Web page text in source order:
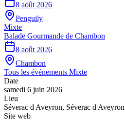
8 août 2026
Penguily
Mixte
Balade Gourmande de Chambon
8 août 2026
Chambon
Tous les événements Mixte
Date
samedi 6 juin 2026
Lieu
Séverac d Aveyron, Séverac d Aveyron
Site web